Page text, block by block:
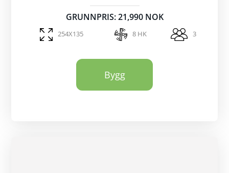
GRUNNPRIS: 21,990 NOK
254X135 8 HK 3
Bygg